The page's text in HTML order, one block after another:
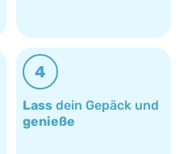
4
Lass dein Gepäck und
genieße